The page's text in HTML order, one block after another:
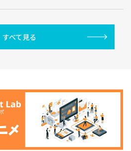
すべて見る